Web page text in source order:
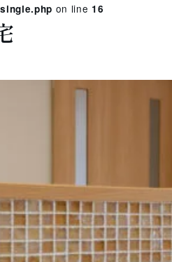
on line 16